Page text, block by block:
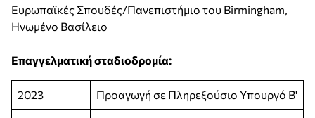
Ευρωπαϊκές Σπουδές/Πανεπιστήμιο του Birmingham,
Ηνωμένο Βασίλειο
Επαγγελματική σταδιοδρομία:
2023 Προαγωγή σε Πληρεξούσιο Υπουργό Β'